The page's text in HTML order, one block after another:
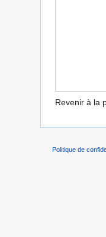
Revenir à la
Politique de